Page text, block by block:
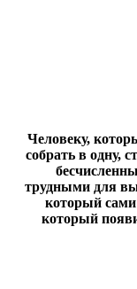
Человеку,
собрать в одну,
трудными для
который сами
который